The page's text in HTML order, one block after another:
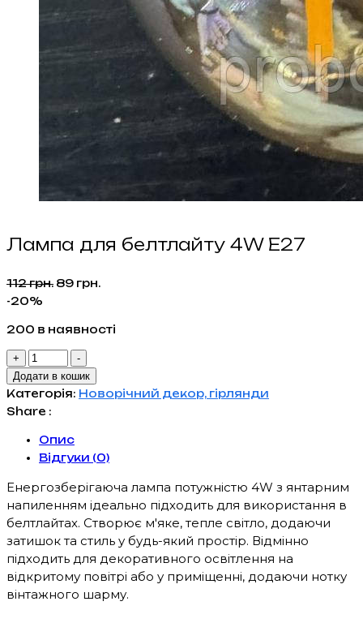
Лампа для белтлайту 4W E27
112грн. Оригінальна
89 грн.
-20%
200 в наявності
+
Лампа
для
белтлайту
4W
кількість
-
Додати в кошик
Категорія: Новорічний декор, гірлянди
Share :
Опис
Відгуки (0)
Енергозберігаюча лампа потужністю 4W з янтарним
напиленням ідеально підходить для використання в
белтлайтах. Створює м'яке, тепле світло, додаючи
затишок та стиль у будь-який простір. Відмінно
підходить для декоративного освітлення на
відкритому повітрі або у приміщенні, додаючи нотку
вінтажного шарму.